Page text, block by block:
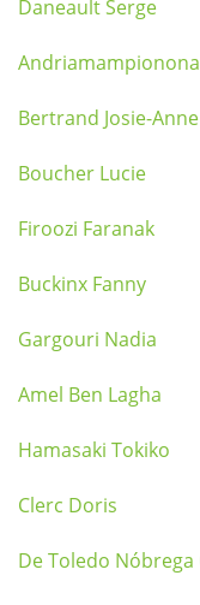
Daneault Serge
Bertrand Josie-Anne
Boucher Lucie
Firoozi Faranak
Buckinx Fanny
Gargouri Nadia
Amel Ben Lagha
Hamasaki Tokiko
Clerc Doris
De Toledo Nóbrega